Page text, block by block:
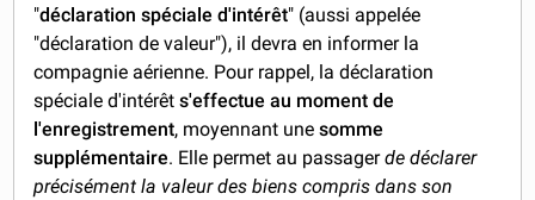
"déclaration spéciale d'intérêt" (aussi appelée
"déclaration de valeur"), il devra en informer la
compagnie aérienne. Pour rappel, la déclaration
spéciale d'intérêts'effectue au moment de
l'enregistrement, moyennant unesomme
supplémentaire. Elle permet au passagerde déclarer
précisément la valeur des biens compris dans son